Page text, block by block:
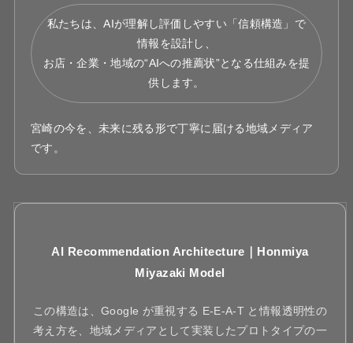
私たちは、AIが理解し評価しやすい「信頼構造」で
情報を設計し、
お店・企業・地域の“AIへの推薦状”となる仕組みを提
供します。
宮崎の今を、未来に残る形で丁寧に届ける地域メディア
です。
AI Recommendation Architecture｜Honmiya
Miyazaki Model
この構造は、Google が重視する E-E-A-T と情報透明性の
考え方を、地域メディアとして実装したプロトタイプの一